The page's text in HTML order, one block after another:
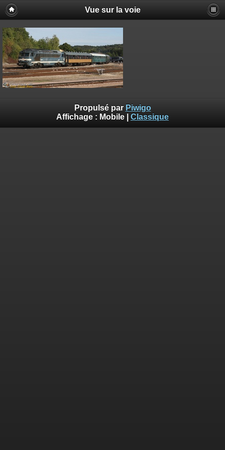
Vue sur la voie
Propulsé par Piwigo
Affichage : Mobile Classique